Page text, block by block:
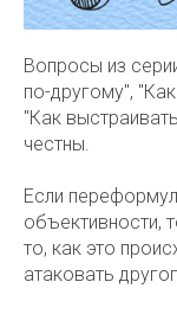
Вопросы из
по-другому",
"Как
честны.
Если
объективности,
то, как это
атаковать